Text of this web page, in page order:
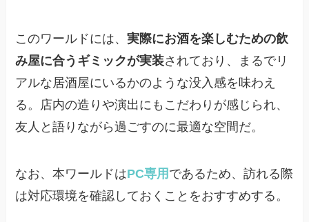
このワールドには、実際にお酒を楽しむための飲
み屋に合うギミックが実装されており、まるでリ
アルな居酒屋にいるかのような没入感を味わえ
る。店内の造りや演出にもこだわりが感じられ、
友人と語りながら過ごすのに最適な空間だ。
なお、本ワールドはPC専用 であるため、訪れる際
は対応環境を確認しておくことをおすすめする。